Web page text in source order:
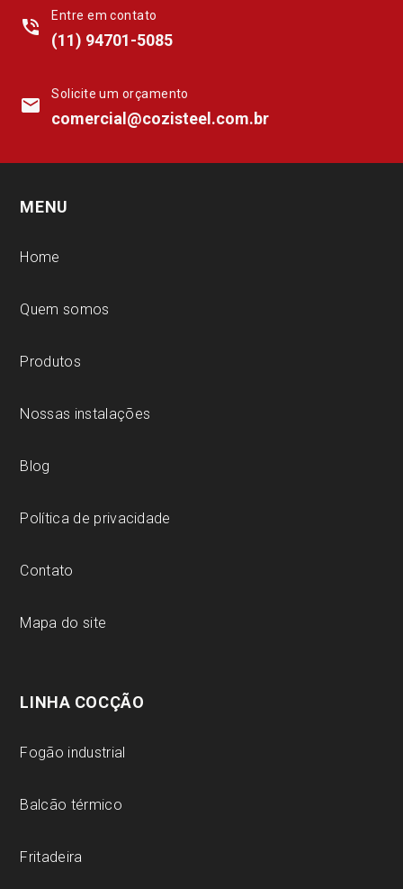
phone_in_talk
Entre em contato
(11) 94701-5085
mail
Solicite um orçamento
comercial@cozisteel.com.br
MENU
Home
Quem somos
Produtos
Nossas instalações
Blog
Política de privacidade
Contato
Mapa do site
LINHA COCÇÃO
Fogão industrial
Balcão térmico
Fritadeira